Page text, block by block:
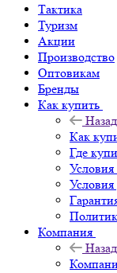
Тактика
Туризм
Акции
Производство
Оптовикам
Бренды
Как купить
Назад
Как
Где
Условия
Компания
Назад